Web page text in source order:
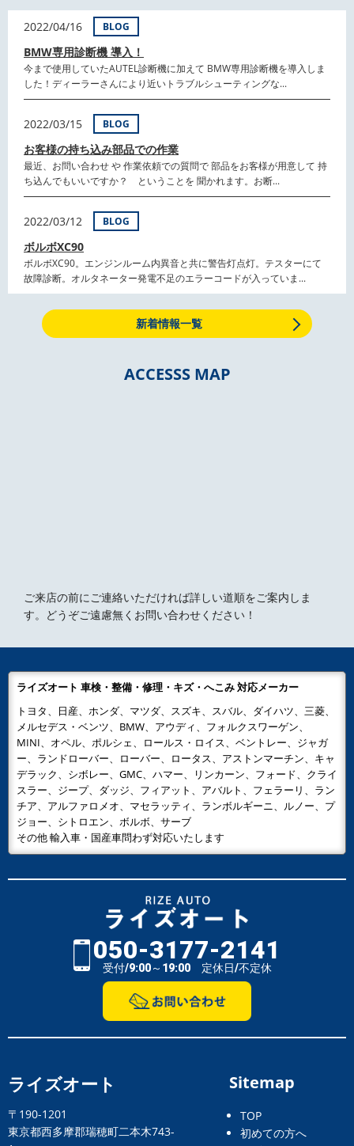
2022/04/16 BLOG
BMW専用診断機 導入！
今まで使用していたAUTEL診断機に加えて BMW専用診断機を導入しま
した！ディーラーさんにより近いトラブルシューティングな...
2022/03/15 BLOG
お客様の持ち込み部品での作業
最近、お問い合わせ や 作業依頼での質問で 部品をお客様が用意して 持
ち込んでもいいですか？ ということを 聞かれます。お断...
2022/03/12 BLOG
ボルボXC90
ボルボXC90。エンジンルーム内異音と共に警告灯点灯。テスターにて
故障診断。オルタネーター発電不足のエラーコードが入っていま...
新着情報一覧
ACCESSS MAP
ご来店の前にご連絡いただければ詳しい道順をご案内しま
す。どうぞご遠慮無くお問い合わせください！
ライズオート 車検・整備・修理・キズ・へこみ 対応メーカー
トヨタ、日産、ホンダ、マツダ、スズキ、スバル、ダイハツ、三菱、
メルセデス・ベンツ、BMW、アウディ、フォルクスワーゲン、
MINI、オペル、ポルシェ、ロールス・ロイス、ベントレー、ジャガ
ー、ランドローバー、ローバー、ロータス、アストンマーチン、キャ
デラック、シボレー、GMC、ハマー、リンカーン、フォード、クライ
スラー、ジープ、ダッジ、フィアット、アバルト、フェラーリ、ラン
チア、アルファロメオ、マセラッティ、ランボルギーニ、ルノー、プ
ジョー、シトロエン、ボルボ、サーブ
その他 輸入車・国産車問わず対応いたします
050-3177-2141
受付/9:00～19:00 定休日/不定休
ライズオート
〒190-1201
東京都西多摩郡瑞穂町二本木743-
Sitemap
TOP
初めての方へ